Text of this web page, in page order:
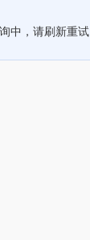
中，请刷新重试